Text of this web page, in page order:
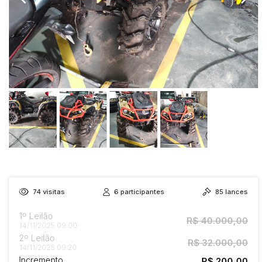
74 visitas 6 participantes 85 lances
1º Leilão
14/11/2025 09:00 R$ 40.000,00
2º Leilão
14/11/2025 09:20 R$ 32.000,00
Incremento